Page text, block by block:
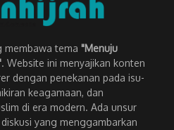
tema "Menuju
. Website ini menyajikan konten
dengan penekanan pada isu-
keagamaan, dan
di era modern. Ada unsur
yang menggambarkan